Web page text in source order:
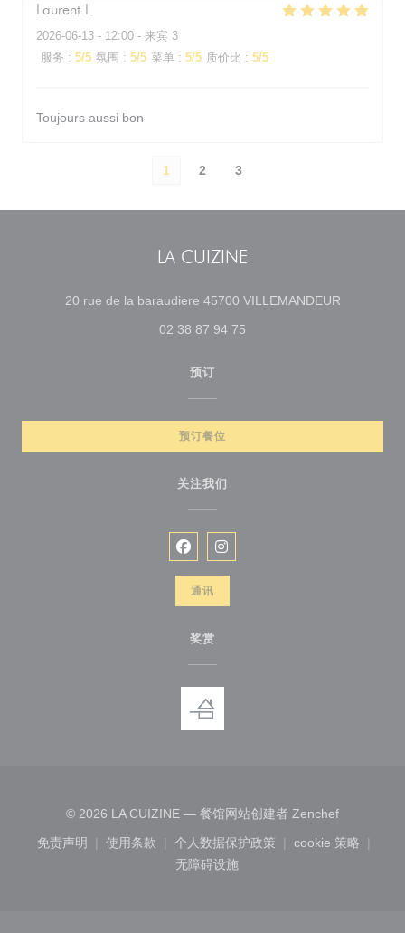
Laurent L
2026-06-13 - 12:00 - 来宾 3
服务 : 5/5 氛围 : 5/5 菜单 : 5/5 质价比 : 5/5
Toujours aussi bon
1 2 3
LA CUIZINE
20 rue de la baraudiere 45700 VILLEMANDEUR((在新窗口
02 38 87 94 75
预订
预订餐位
关注我们
Facebook ((在新窗口中打开))
Instagram ((在新窗口中打开
通讯
奖赏
© 2026 LA CUIZINE — 餐馆网站创建者 Zenchef((在新窗口
免责声明
((在新窗口中打开))
使用条款
((在新窗口中打开))
个人数据保护政策
((在新窗口中打开))
cookie 策略
((在新窗口
无障碍设施
((在新窗口中打开))